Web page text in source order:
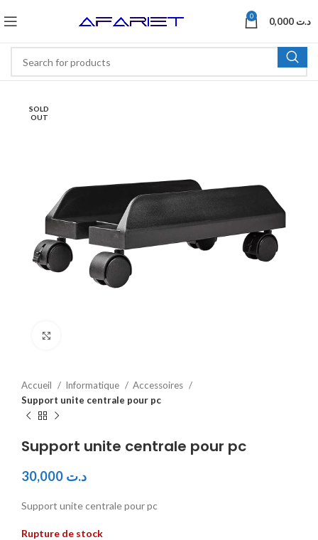
0 د.ت
SOLD
OUT
Accueil Informatique
Accessoires
Support unite centrale pour pc
Support unite centrale pour pc
د.ت
Support unite centrale pour pc
Rupture de stock